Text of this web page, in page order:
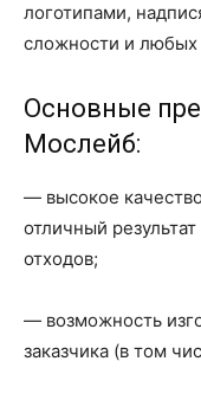
логотипами,
сложности и любых
Основные
Мослейб:
— высокое
отличный
отходов;
— возможность
заказчика (в том